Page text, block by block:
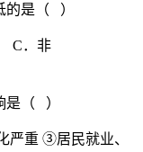
的是（ ）
非
是（ ）
重 ③居民就业、